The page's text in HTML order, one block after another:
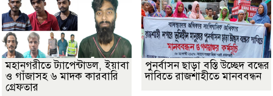
মহানগরীতে ট্যাপেন্টাডল, ইয়াবা
ও গাঁজাসহ ৬ মাদক কারবারি
গ্রেফতার
পুনর্বাসন ছাড়া বস্তি উচ্ছেদ বন্ধের
দাবিতে রাজশাহীতে মানববন্ধন